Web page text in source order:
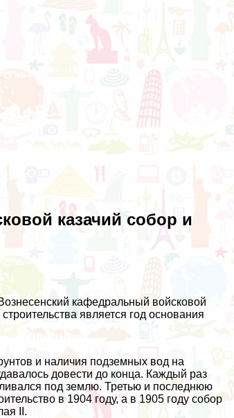
казачий собор и
кафедральный войсковой
является год основания
и наличия подземных вод на
довести до конца. Каждый раз
под землю. Третью и последнюю
в 1904 году, а в 1905 году собор
II.